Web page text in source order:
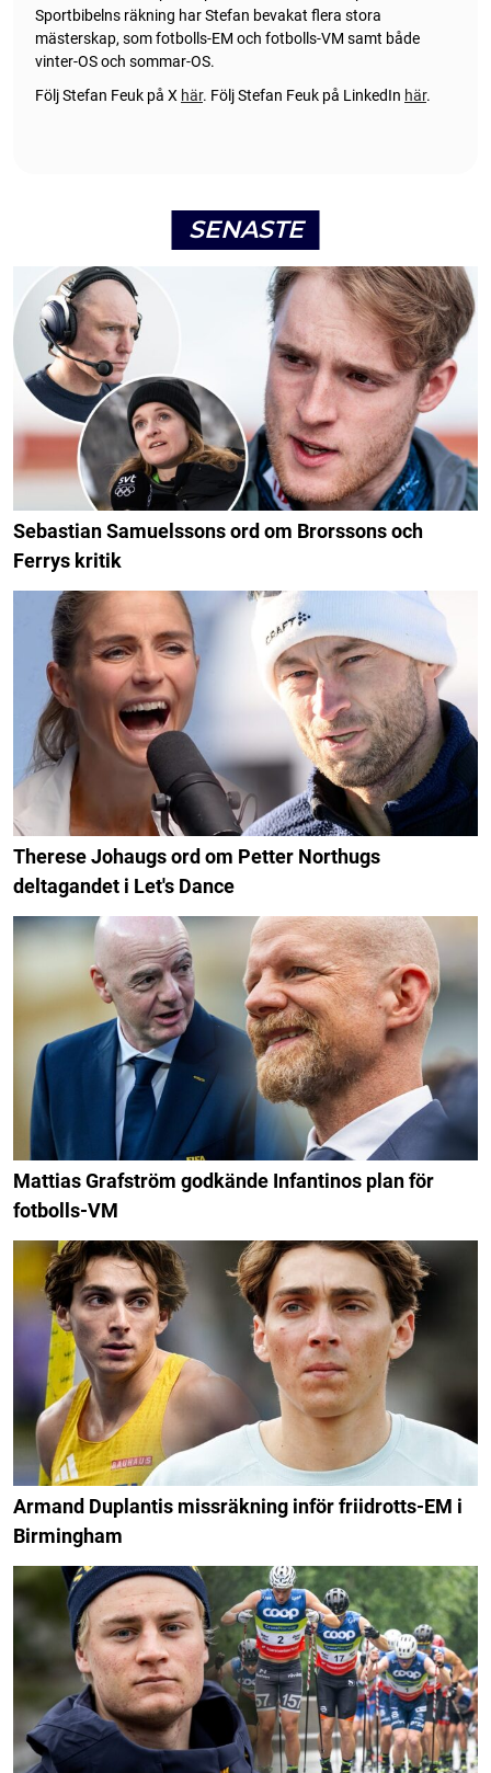
Sportbibelns räkning har Stefan bevakat flera stora
mästerskap, som fotbolls-EM och fotbolls-VM samt både
vinter-OS och sommar-OS.
Följ Stefan Feuk på X här. Följ Stefan Feuk på LinkedIn här.
SENASTE
Sebastian Samuelssons ord om Brorssons och
Ferrys kritik
Therese Johaugs ord om Petter Northugs
deltagandet i Let's Dance
Mattias Grafström godkände Infantinos plan för
fotbolls-VM
Armand Duplantis missräkning inför friidrotts-EM i
Birmingham